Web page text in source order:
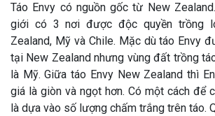
Táo Envy có nguồn gốc từ New
giới có 3 nơi được độc quyền trồng
Zealand, Mỹ và Chile. Mặc dù táo Envy
tại New Zealand nhưng vùng đất trồng
là Mỹ. Giữa táo Envy New Zealand thì
giá là giòn và ngọt hơn. Có một cách để
là dựa vào số lượng chấm trắng trên táo.